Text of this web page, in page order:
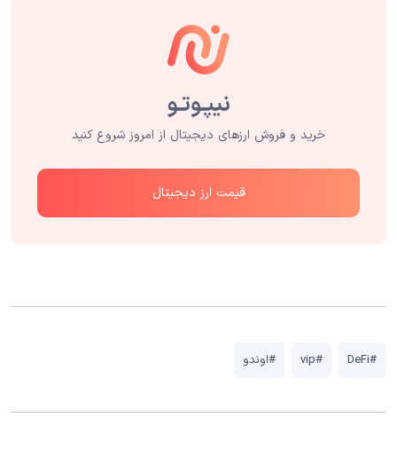
خرید و فروش ارزهای دیجیتال از امروز شروع کنید
قیمت ارز دیجیتال
#DeFi
#vip #اوندو